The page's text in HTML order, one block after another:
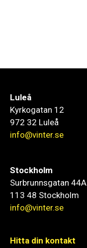
Luleå
Kyrkogatan 12
972 32 Luleå
info@vinter.se
Stockholm
Surbrunnsgatan 44A
113 48 Stockholm
info@vinter.se
Hitta din kontakt